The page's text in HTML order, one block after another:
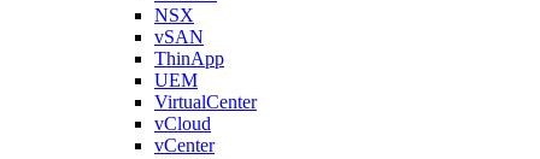
NSX
vSAN
ThinApp
UEM
VirtualCenter
vCloud
vCenter